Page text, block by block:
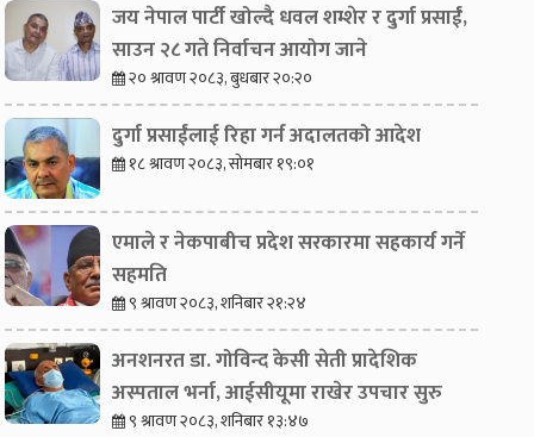
जय नेपाल पार्टी खोल्दै धवल शम्शेर र दुर्गा प्रसाईं,
साउन २८ गते निर्वाचन आयोग जाने
२० श्रावण २०८३, बुधबार २०:२०
दुर्गा प्रसाईंलाई रिहा गर्न अदालतको आदेश
१८ श्रावण २०८३, सोमबार १९:०१
एमाले र नेकपाबीच प्रदेश सरकारमा सहकार्य गर्ने
सहमति
९ श्रावण २०८३, शनिबार २१:२४
अनशनरत डा. गोविन्द केसी सेती प्रादेशिक
अस्पताल भर्ना, आईसीयूमा राखेर उपचार सुरु
९ श्रावण २०८३, शनिबार १३:४७